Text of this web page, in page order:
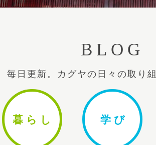
BLOG
毎日更新。カグヤの日々の取り
暮ら し 学 び